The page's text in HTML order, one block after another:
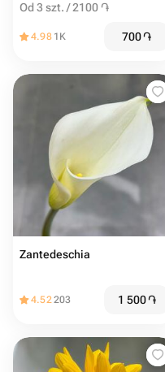
Od 3 szt. / 2100 ֏
4.98 1K 700֏
Zantedeschia
4.52203 1 500֏